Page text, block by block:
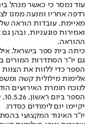
עוד נמסר כי כאשר מנהל
רדפה אחריו ומנעה ממנו
מאיימת. עובדות הוראה
ואמירות פוגעניות, ובהן
ההוראה.
כיתה בית ספר בישראל,
גם יו"ר הסתדרות המורים
הספר כדי ללוות את הצוות
אלימות מילולית קשה
לנוכח חומרת האירועים
יקיימו יום לימודים כסדרו.
יו"ר האיגוד המקצועי